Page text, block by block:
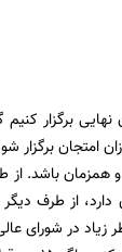
برگزار
برگزار
همزمان باشد.
از طرف دیگر
زیاد در شورای